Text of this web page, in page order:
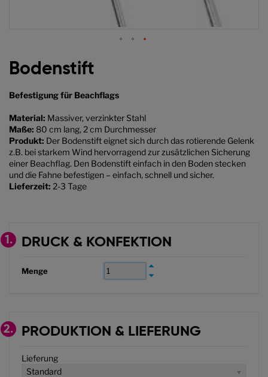
Anfang
der
springen
Bodenstift
Befestigung für Beachflags
Material: Massiver, verzinkter Stahl
Maße: 80 cm lang, 2 cm Durchmesser
Produkt: Der Bodenstift eignet sich durch das rotierende Gelenk
z.B. bei starkem Wind hervorragend zur zusätzlichen Sicherung
einer Beachflag. Den Bodenstift einfach in den Boden stecken
und die Fahne befestigen – einfach, schnell und sicher.
Lieferzeit: 2-3 Tage
1. DRUCK & KONFEKTION
Menge
2. PRODUKTION & LIEFERUNG
Lieferung
Standard